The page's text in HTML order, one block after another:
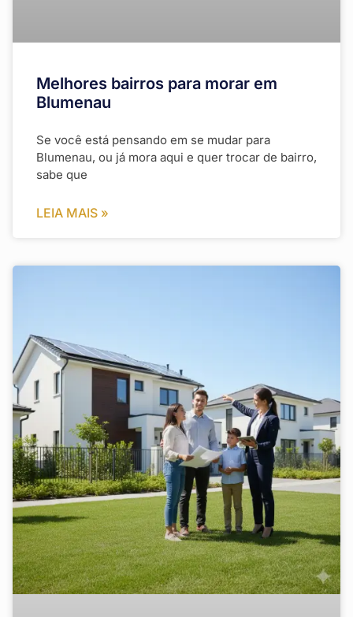
Melhores bairros para morar em
Blumenau
Se você está pensando em se mudar para
Blumenau, ou já mora aqui e quer trocar de bairro,
sabe que
LEIA MAIS »